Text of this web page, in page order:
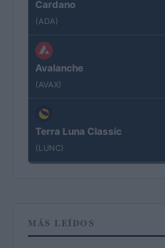
Cardano
(ADA)
Avalanche
(AVAX)
Terra Luna Classic
(LUNC)
MÁS LEÍDOS